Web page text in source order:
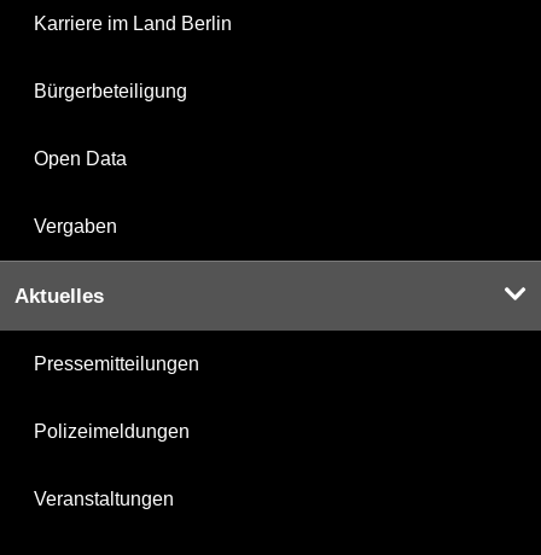
Karriere im Land Berlin
Bürgerbeteiligung
Open Data
Vergaben
Aktuelles
Pressemitteilungen
Polizeimeldungen
Veranstaltungen